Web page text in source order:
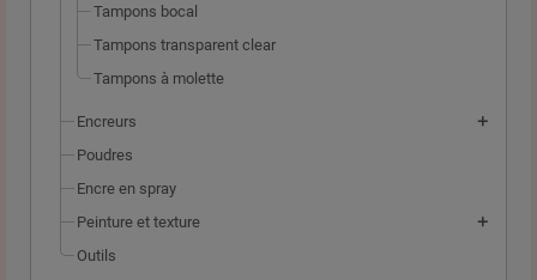
Tampons bocal
Tampons transparent clear
Tampons à molette
Encreurs
Poudres
Encre en spray
Peinture et texture
Outils